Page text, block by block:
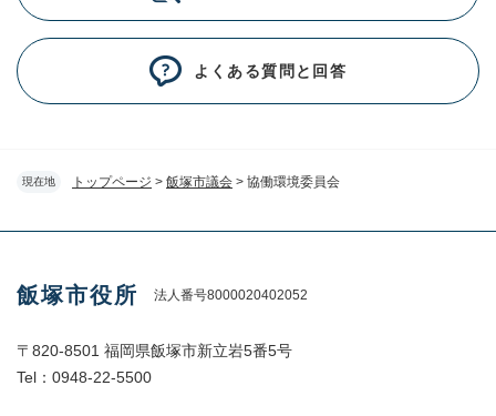
現在地 トップページ > 飯塚市議会 > 協働環境委員会
よくある質問と回答
飯塚市役所 法人番号8000020402052
〒820-8501 福岡県飯塚市新立岩5番5号
Tel：0948-22-5500